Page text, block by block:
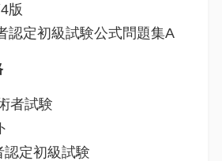
版
認定初級試験公式問題集A
者試験
認定初級試験